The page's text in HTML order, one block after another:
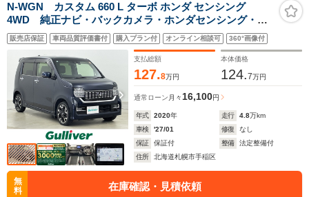
N-WGN カスタム 660 L ターボ ホンダ センシング
4WD 純正ナビ・バックカメラ・ホンダセンシング・追
従型クルーズコントロール・パドルシフト・衝突軽減シ
ステム・ターボ・レーンキープアシスト・コーナーセン
サー・ETC・ハーフレザーシート・前方純正ドラレコ
販売店保証 車両品質評価書付 購入プラン付 オンライン相談可 360°画像付
支払総額
127.8万円
本体価格
124.7万円
通常ローン 月々16,100円
年式 2020年 走行 4.8万km
車検
'27/01 修復
なし
保証
保証付 整備
法定整備付
住所
北海道札幌市手稲区
無
料
在庫確認・見積依頼